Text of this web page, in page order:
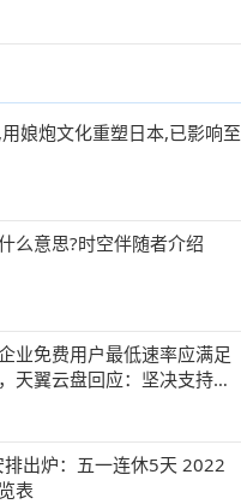
娘炮文化重塑日本,已影响至
么意思?时空伴随者介绍
业免费用户最低速率应满足
天翼云盘回应：坚决支持，
出炉：五一连休5天 2022
表